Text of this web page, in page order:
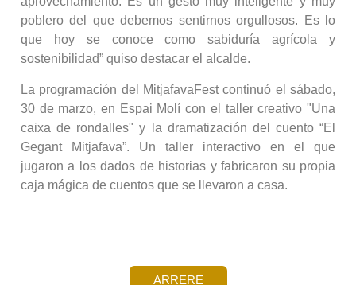
poblero del que debemos sentirnos orgullosos. Es lo
que hoy se conoce como sabiduría agrícola y
sostenibilidad” quiso destacar el alcalde.
La programación del MitjafavaFest continuó el sábado,
30 de marzo, en Espai Molí con el taller creativo "Una
caixa de rondalles" y la dramatización del cuento “El
Gegant Mitjafava”. Un taller interactivo en el que
jugaron a los dados de historias y fabricaron su propia
caja mágica de cuentos que se llevaron a casa.
ARRERE